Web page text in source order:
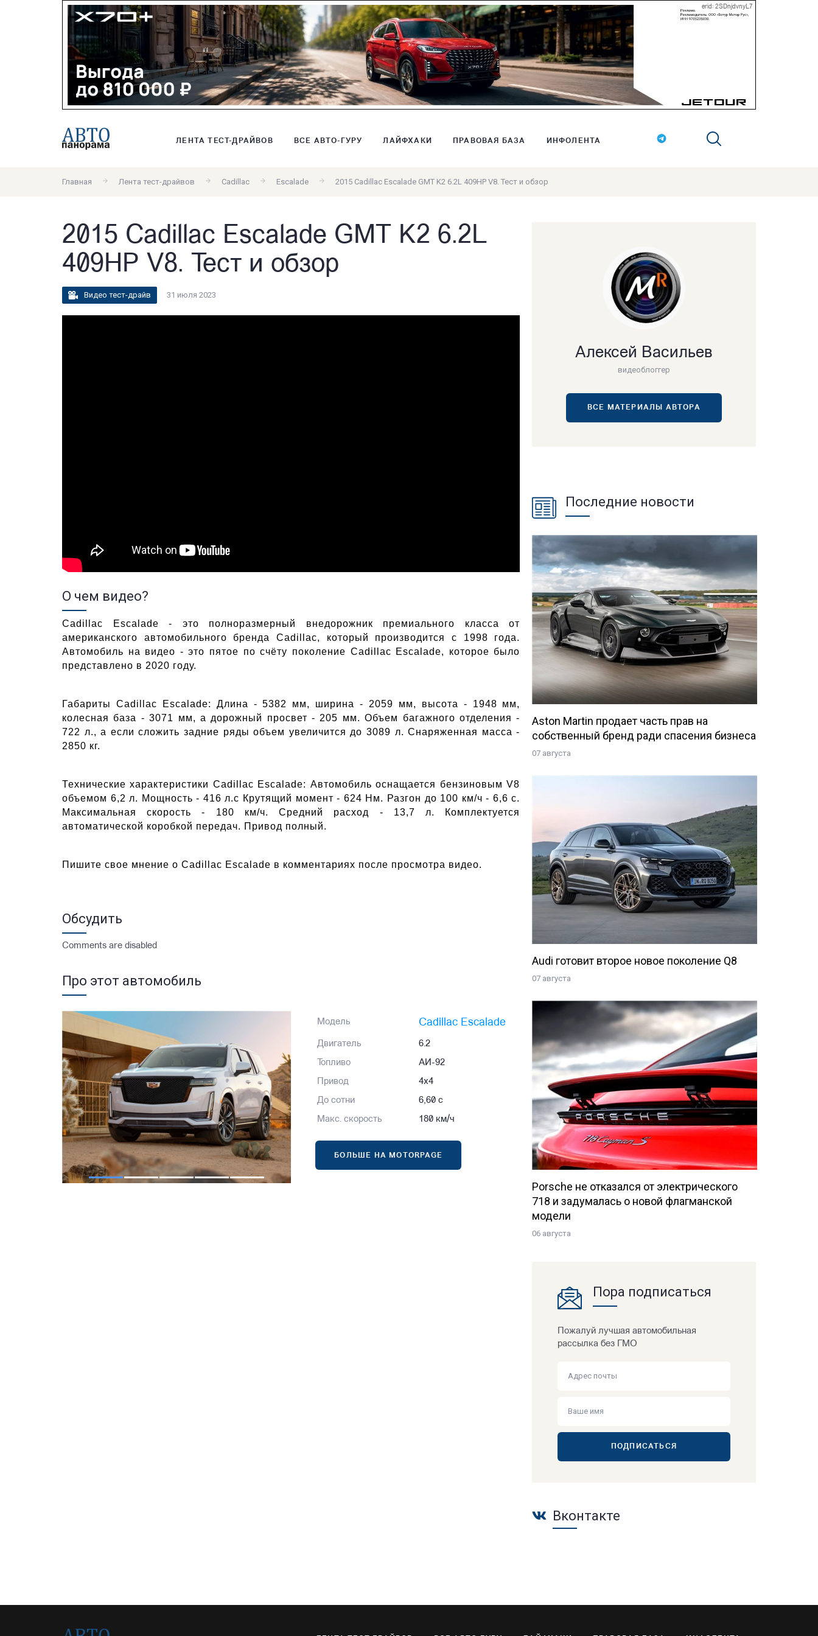
erid: 2SDnjdvnyL7
ЛЕНТА ТЕСТ-ДРАЙВОВ ВСЕ АВТО-ГУРУ ЛАЙФХАКИ ПРАВОВАЯ БАЗА ИНФОЛЕНТА
Главная Лента тест-драйвов Cadillac Escalade 2015 Cadillac Escalade GMT K2 6.2L 409HP V8. Тест и обзор
2015 Cadillac Escalade GMT K2 6.2L
409HP V8. Тест и обзор
Видео тест-драйв 31 июля 2023
О чем видео?
Cadillac Escalade - это полноразмерный внедорожник премиального класса от
американского автомобильного бренда Cadillac, который производится с 1998 года.
Автомобиль на видео - это пятое по счёту поколение Cadillac Escalade, которое было
представлено в 2020 году.
Габариты Cadillac Escalade: Длина - 5382 мм, ширина - 2059 мм, высота - 1948 мм,
колесная база - 3071 мм, а дорожный просвет - 205 мм. Объем багажного отделения -
722 л., а если сложить задние ряды объем увеличится до 3089 л. Снаряженная масса -
2850 кг.
Технические характеристики Cadillac Escalade: Автомобиль оснащается бензиновым V8
объемом 6,2 л. Мощность - 416 л.с Крутящий момент - 624 Нм. Разгон до 100 км/ч - 6,6 с.
Максимальная скорость - 180 км/ч. Средний расход - 13,7 л. Комплектуется
автоматической коробкой передач. Привод полный.
Пишите свое мнение о Cadillac Escalade в комментариях после просмотра видео.
Обсудить
Comments are disabled
Про этот автомобиль
Модель Cadillac Escalade
Двигатель 6.2
Топливо АИ-92
Привод 4x4
До сотни 6,60 с
Макс. скорость 180 км/ч
БОЛЬШЕ НА MOTORPAGE
Алексей Васильев
видеоблоггер
ВСЕ МАТЕРИАЛЫ АВТОРА
Последние новости
Aston Martin продает часть прав на
собственный бренд ради спасения бизнеса
07 августа
Audi готовит второе новое поколение Q8
07 августа
Porsche не отказался от электрического
718 и задумалась о новой флагманской
модели
06 августа
Пора подписаться
Пожалуй лучшая автомобильная
рассылка без ГМО
ПОДПИСАТЬСЯ
Вконтакте